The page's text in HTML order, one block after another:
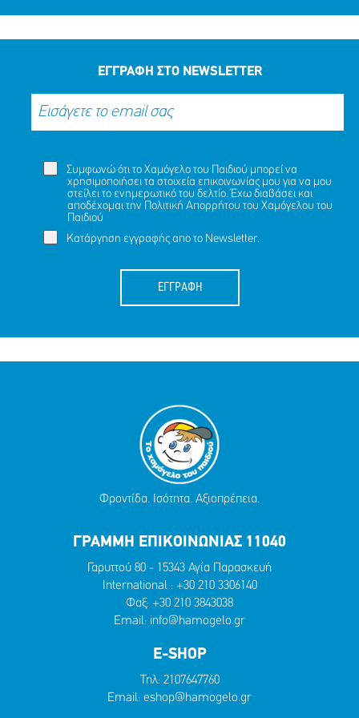
ΕΓΓΡΑΦΗ ΣΤΟ NEWSLETTER
Συμφωνώ ότι το Χαμόγελο του Παιδιού μπορεί να
χρησιμοποιήσει τα στοιχεία επικοινωνίας μου για να μου
στείλει το ενημερωτικό του δελτίο. Έχω διαβάσει και
αποδέχομαι την Πολιτική Απορρήτου του Χαμόγελου του
Παιδιού
Κατάργηση εγγραφής απο το Newsletter.
ΕΓΓΡΑΦΗ
Φροντίδα. Ισότητα. Αξιοπρέπεια.
ΓΡΑΜΜΗ ΕΠΙΚΟΙΝΩΝΙΑΣ 11040
Γαρυττού 80 - 15343 Αγία Παρασκευή
International : +30 210 3306140
Φαξ: +30 210 3843038
Email: info@hamogelo.gr
E-SHOP
Τηλ: 2107647760
Email: eshop@hamogelo.gr